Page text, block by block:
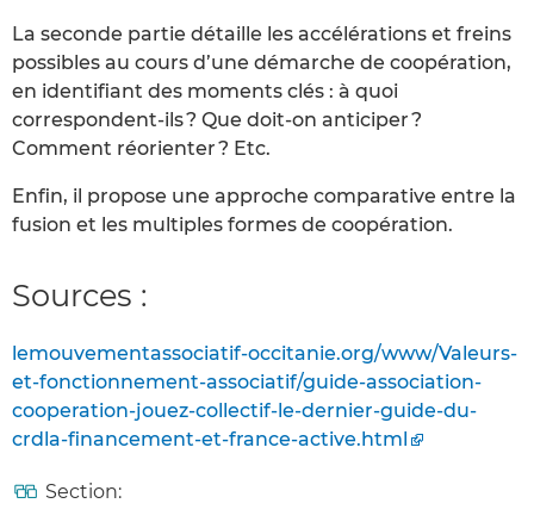
La seconde partie détaille les accélérations et freins
possibles au cours d’une démarche de coopération,
en identifiant des moments clés : à quoi
correspondent-ils ? Que doit-on anticiper ?
Comment réorienter ? Etc.
Enfin, il propose une approche comparative entre la
fusion et les multiples formes de coopération.
Sources :
lemouvementassociatif-occitanie.org/www/Valeurs-
et-fonctionnement-associatif/guide-association-
cooperation-jouez-collectif-le-dernier-guide-du-
crdla-financement-et-france-active.html
Section: